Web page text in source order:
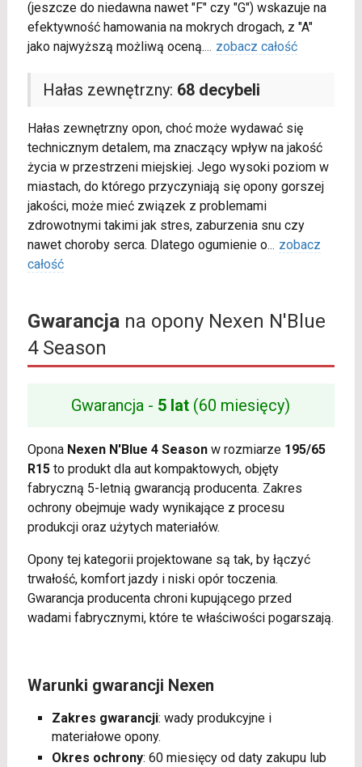
(jeszcze do niedawna nawet "F" czy "G") wskazuje na
efektywność hamowania na mokrych drogach, z "A"
jako najwyższą możliwą oceną.... zobacz całość
Hałas zewnętrzny: 68 decybeli
Hałas zewnętrzny opon, choć może wydawać się
technicznym detalem, ma znaczący wpływ na jakość
życia w przestrzeni miejskiej. Jego wysoki poziom w
miastach, do którego przyczyniają się opony gorszej
jakości, może mieć związek z problemami
zdrowotnymi takimi jak stres, zaburzenia snu czy
nawet choroby serca. Dlatego ogumienie o... zobacz
całość
Gwarancjana opony Nexen N'Blue
4 Season
Gwarancja - 5 lat (60 miesięcy)
Opona Nexen N'Blue 4 Seasonw rozmiarze 195/65
R15to produkt dla aut kompaktowych, objęty
fabryczną 5-letnią gwarancją producenta. Zakres
ochrony obejmuje wady wynikające z procesu
produkcji oraz użytych materiałów.
Opony tej kategorii projektowane są tak, by łączyć
trwałość, komfort jazdy i niski opór toczenia.
Gwarancja producenta chroni kupującego przed
wadami fabrycznymi, które te właściwości pogarszają.
Warunki gwarancji Nexen
Zakres gwarancji: wady produkcyjne i
materiałowe opony.
Okres ochrony: 60 miesięcy od daty zakupu lub